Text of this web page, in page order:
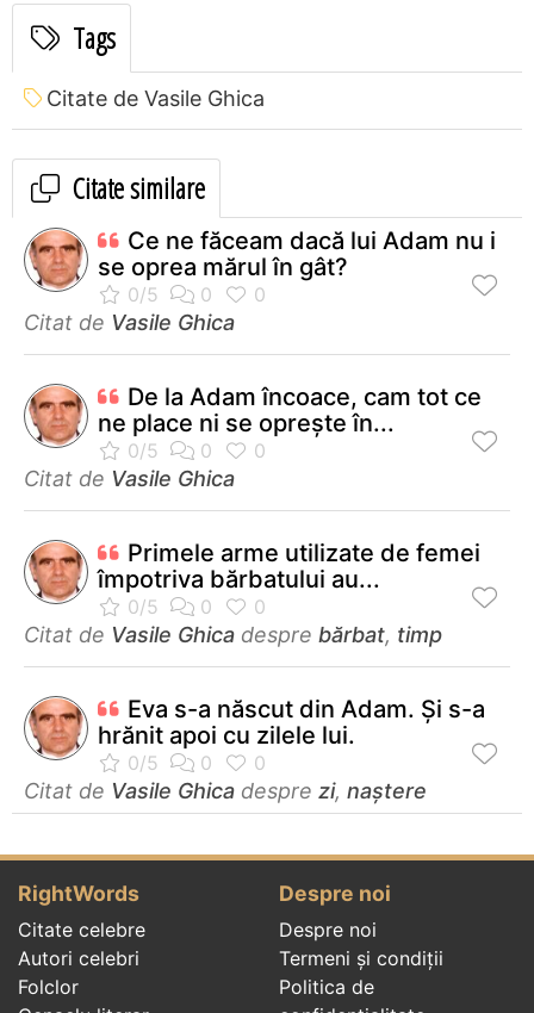
Tags
Citate de Vasile Ghica
Citate similare
Ce ne făceam dacă lui Adam nu i
se oprea mărul în gât?
Citat de Vasile Ghica
De la Adam încoace, cam tot ce
ne place ni se opreşte în...
Citat de Vasile Ghica
Primele arme utilizate de femei
împotriva bărbatului au...
Citat de Vasile Ghica despre bărbat, timp
Eva s-a născut din Adam. Şi s-a
hrănit apoi cu zilele lui.
Citat de Vasile Ghica despre zi, naștere
RightWords
Citate celebre
Autori celebri
Folclor
Despre noi
Despre noi
Termeni și condiții
Politica de